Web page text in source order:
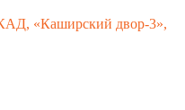
«Каширский двор-3»,